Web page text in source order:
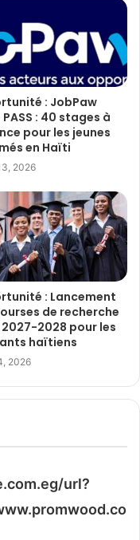
: JobPaw
: 40 stages à
pour les jeunes
en Haïti
2026
: Lancement
de recherche
2027-2028 pour les
haïtiens
2026
url?